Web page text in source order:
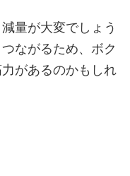
量が大変でしょう
ながるため、ボク
があるのかもしれ